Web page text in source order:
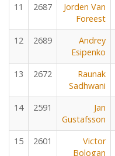
11 2687
Jorden Van
Foreest
12 2689
Andrey
Esipenko
13 2672
Raunak
Sadhwani
14 2591
Jan
Gustafsson
15 2601
Victor
Bologan